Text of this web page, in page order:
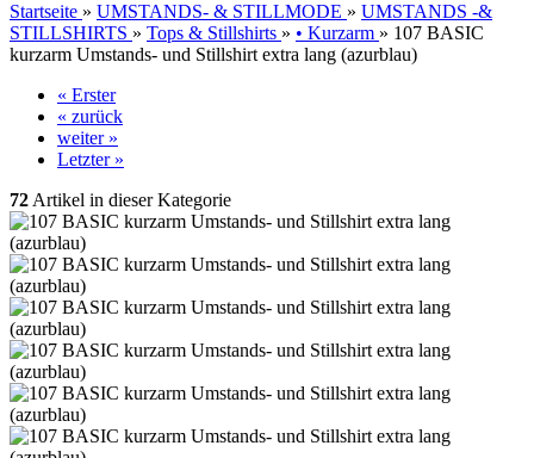
Startseite » UMSTANDS- & STILLMODE » UMSTANDS -&
STILLSHIRTS » Tops & Stillshirts » • Kurzarm » 107 BASIC
kurzarm Umstands- und Stillshirt extra lang (azurblau)
« Erster
« zurück
weiter »
Letzter »
72 Artikel in dieser Kategorie